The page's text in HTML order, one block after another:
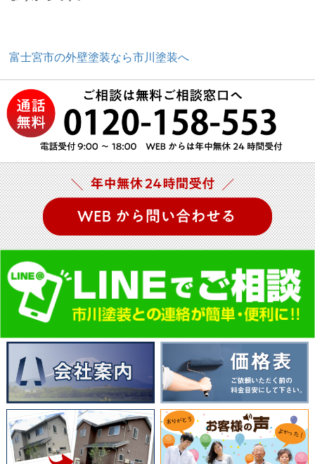
富士宮市の外壁塗装なら市川塗装へ